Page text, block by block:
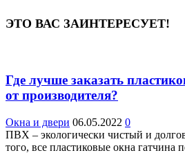
ЭТО ВАС ЗАИНТЕРЕСУЕТ!
Где лучше заказать
от производителя?
Окна и двери 06.05.2022 0
ПВХ – экологически чистый и
того, все пластиковые окна гатчина